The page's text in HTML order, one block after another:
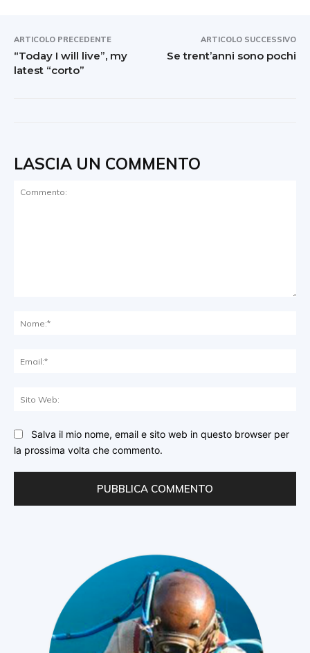
ARTICOLO PRECEDENTE
“Today I will live”, my
latest “corto”
ARTICOLO SUCCESSIVO
Se trent’anni sono pochi
LASCIA UN COMMENTO
Salva il mio nome, email e sito web in questo browser per
la prossima volta che commento.